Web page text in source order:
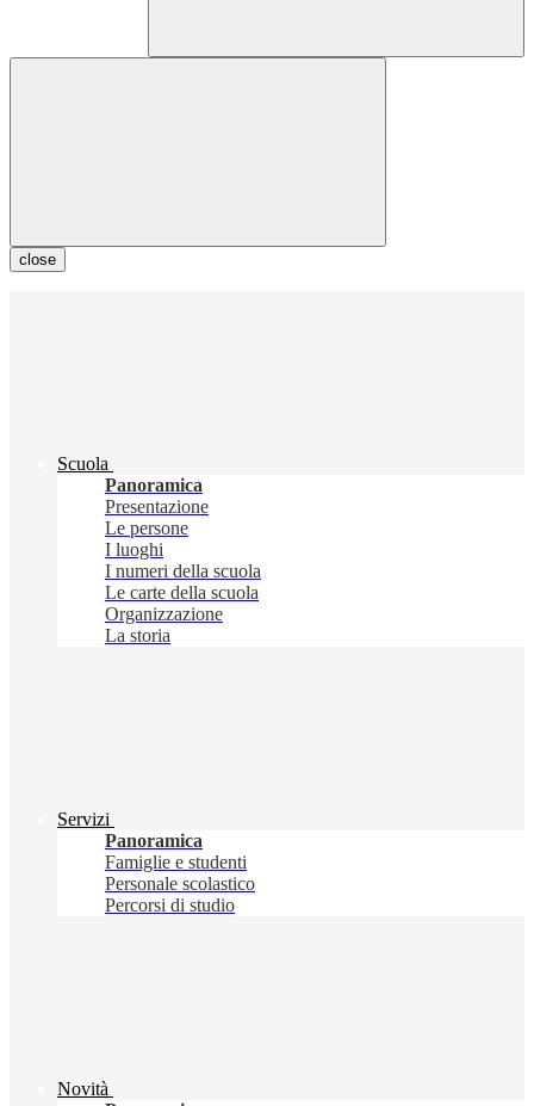
close
Scuola
Panoramica
Presentazione
Le persone
I luoghi
I numeri della scuola
Le carte della scuola
Organizzazione
La storia
Servizi
Panoramica
Famiglie e studenti
Personale scolastico
Percorsi di studio
Novità